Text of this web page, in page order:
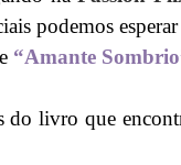
podemos
“Amante
do livro que